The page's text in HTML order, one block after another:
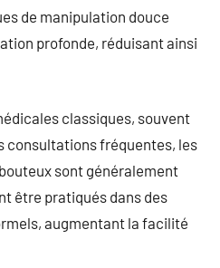
de manipulation douce
profonde, réduisant ainsi
classiques, souvent
consultations fréquentes, les
sont généralement
être pratiqués dans des
augmentant la facilité